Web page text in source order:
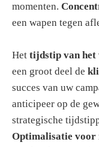
momenten.
een wapen tegen
Het tijdstip van het
een groot deel de
succes van uw
anticipeer op de
strategische
Optimalisatie voor